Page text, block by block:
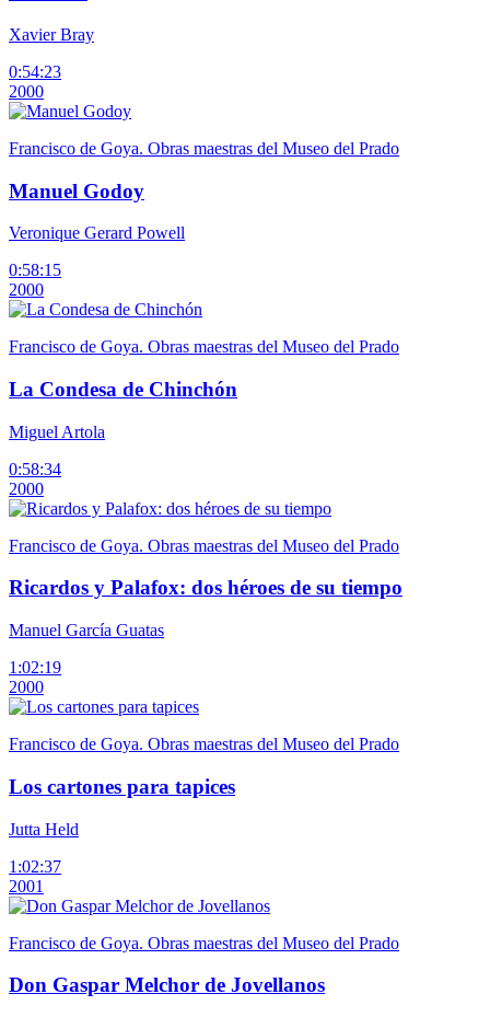
Xavier Bray
0:54:23
2000
Francisco de Goya. Obras maestras del Museo del Prado
Manuel Godoy
Veronique Gerard Powell
0:58:15
2000
Francisco de Goya. Obras maestras del Museo del Prado
La Condesa de Chinchón
Miguel Artola
0:58:34
2000
Francisco de Goya. Obras maestras del Museo del Prado
Ricardos y Palafox: dos héroes de su tiempo
Manuel García Guatas
1:02:19
2000
Francisco de Goya. Obras maestras del Museo del Prado
Los cartones para tapices
Jutta Held
1:02:37
2001
Francisco de Goya. Obras maestras del Museo del Prado
Don Gaspar Melchor de Jovellanos